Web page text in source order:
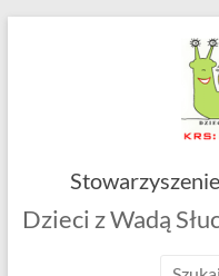
Dzieci z Wadą